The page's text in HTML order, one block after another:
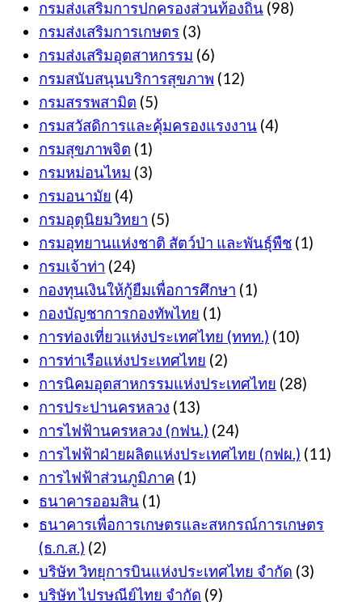
กรมส่งเสริมการปกครองส่วนท้องถิ่น (98)
กรมส่งเสริมการเกษตร (3)
กรมส่งเสริมอุตสาหกรรม (6)
กรมสนับสนุนบริการสุขภาพ (12)
กรมสรรพสามิต (5)
กรมสวัสดิการและคุ้มครองแรงงาน (4)
กรมสุขภาพจิต (1)
กรมหม่อนไหม (3)
กรมอนามัย (4)
กรมอุตุนิยมวิทยา (5)
กรมอุทยานแห่งชาติ สัตว์ป่า และพันธุ์พืช (1)
กรมเจ้าท่า (24)
กองทุนเงินให้กู้ยืมเพื่อการศึกษา (1)
กองบัญชาการกองทัพไทย (1)
การท่องเที่ยวแห่งประเทศไทย (ททท.) (10)
การท่าเรือแห่งประเทศไทย (2)
การนิคมอุตสาหกรรมแห่งประเทศไทย (28)
การประปานครหลวง (13)
การไฟฟ้านครหลวง (กฟน.) (24)
การไฟฟ้าฝ่ายผลิตแห่งประเทศไทย (กฟผ.) (11)
การไฟฟ้าส่วนภูมิภาค (1)
ธนาคารออมสิน (1)
ธนาคารเพื่อการเกษตรและสหกรณ์การเกษตร
(ธ.ก.ส.) (2)
บริษัท วิทยุการบินแห่งประเทศไทย จำกัด (3)
บริษัท ไปรษณีย์ไทย จำกัด (9)